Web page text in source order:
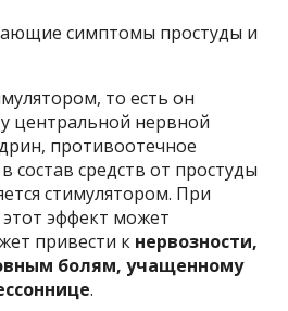
симптомы простуды и
то есть он
центральной нервной
противоотечное
состав средств от простуды
стимулятором. При
эффект может
привести к нервозности,
болям, учащенному
.